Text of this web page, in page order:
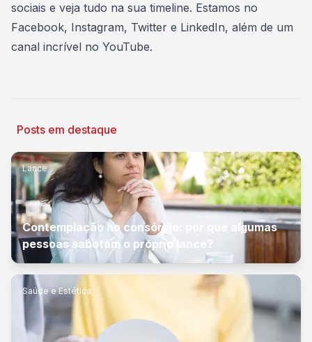
sociais e veja tudo na sua timeline. Estamos no
Facebook, Instagram, Twitter e LinkedIn, além de um
canal incrível no YouTube.
Posts em destaque
Lance
Contemplação no consórcio: por que algumas
pessoas sabotam o próprio lance?
Saúde e Estética